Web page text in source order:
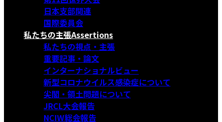
日本支部関連
国際委員会
私たちの主張Assertions
私たちの視点・主張
重要記事・論文
インターナショナルビュー
新型コロナウイルス感染症について
尖閣・領土問題について
JRCL大会報告
NCIW総会報告